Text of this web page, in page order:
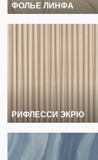
ФОЛЬЕ ЛИНФА
РИФЛЕССИ ЭКРЮ